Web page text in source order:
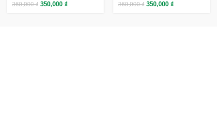
360,000₫ 350,000 ₫ 360,000₫ 350,000 ₫